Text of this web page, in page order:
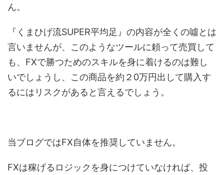
ん。
『くまひげ流SUPER平均足』の内容が全くの噓とは
言いませんが、このようなツールに頼って売買して
も、FXで勝つためのスキルを身に着けるのは難し
いでしょうし、この商品を約２0万円出して購入す
るにはリスクがあると言えるでしょう。
当ブログではFX自体を推奨していません。
FXは稼げるロジックを身につけていなければ、投